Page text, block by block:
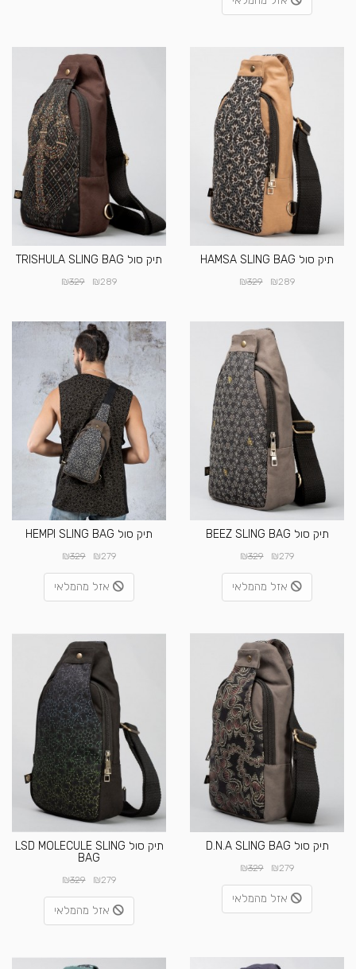
תיק סול HAMSA SLING BAG
₪289
₪329
תיק סול TRISHULA SLING BAG
₪289
₪329
תיק סול BEEZ SLING BAG
₪279
₪329
אזל מהמלאי
תיק סול HEMPI SLING BAG
₪279
₪329
אזל מהמלאי
תיק סול D.N.A SLING BAG
₪279
₪329
אזל מהמלאי
תיק סול LSD MOLECULE SLING
BAG
₪279
₪329
אזל מהמלאי